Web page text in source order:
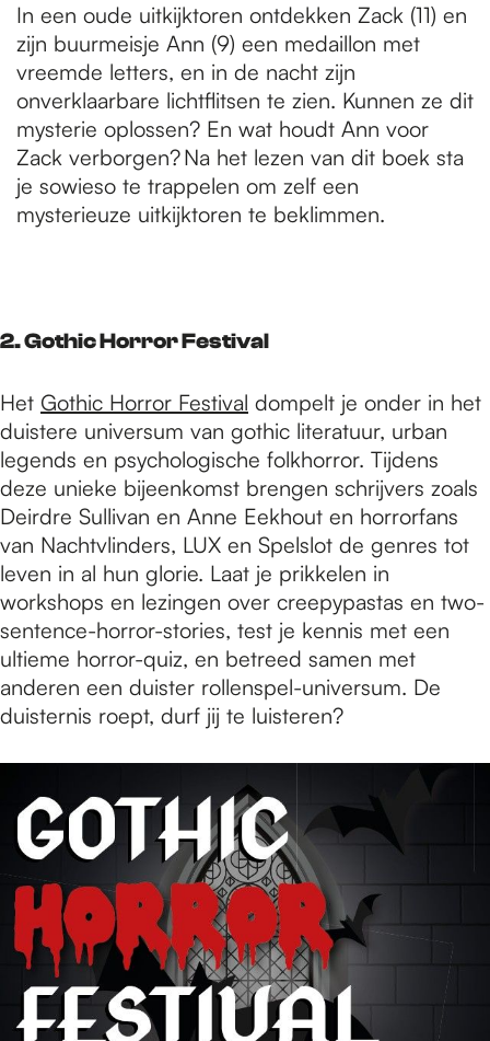
In een oude uitkijktoren ontdekken Zack (11) en
zijn buurmeisje Ann (9) een medaillon met
vreemde letters, en in de nacht zijn
onverklaarbare lichtflitsen te zien. Kunnen ze dit
mysterie oplossen? En wat houdt Ann voor
Zack verborgen? Na het lezen van dit boek sta
je sowieso te trappelen om zelf een
mysterieuze uitkijktoren te beklimmen.
2. Gothic Horror Festival
Het Gothic Horror Festival dompelt je onder in het
duistere universum van gothic literatuur, urban
legends en psychologische folkhorror. Tijdens
deze unieke bijeenkomst brengen schrijvers zoals
Deirdre Sullivan en Anne Eekhout en horrorfans
van Nachtvlinders, LUX en Spelslot de genres tot
leven in al hun glorie. Laat je prikkelen in
workshops en lezingen over creepypastas en two-
sentence-horror-stories, test je kennis met een
ultieme horror-quiz, en betreed samen met
anderen een duister rollenspel-universum. De
duisternis roept, durf jij te luisteren?